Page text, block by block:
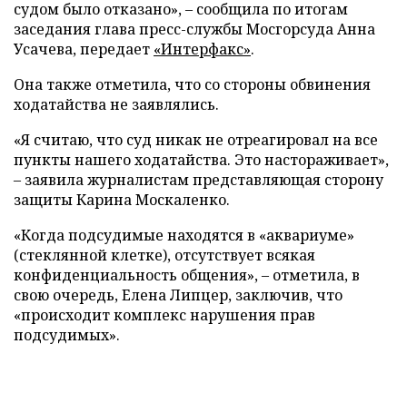
судом было отказано», – сообщила по итогам
заседания глава пресс-службы Мосгорсуда Анна
Усачева, передает «Интерфакс».
Она также отметила, что со стороны обвинения
ходатайства не заявлялись.
«Я считаю, что суд никак не отреагировал на все
пункты нашего ходатайства. Это настораживает»,
– заявила журналистам представляющая сторону
защиты Карина Москаленко.
«Когда подсудимые находятся в «аквариуме»
(стеклянной клетке), отсутствует всякая
конфиденциальность общения», – отметила, в
свою очередь, Елена Липцер, заключив, что
«происходит комплекс нарушения прав
подсудимых».